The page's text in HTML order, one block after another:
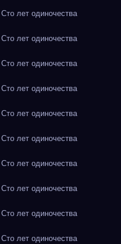
лет одиночества
лет одиночества
лет одиночества
лет одиночества
лет одиночества
лет одиночества
лет одиночества
лет одиночества
лет одиночества
лет одиночества